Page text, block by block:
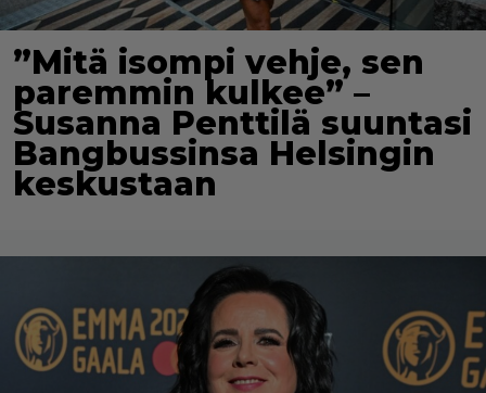
”Mitä isompi vehje, sen
paremmin kulkee” –
Susanna Penttilä suuntasi
Bangbussinsa Helsingin
keskustaan